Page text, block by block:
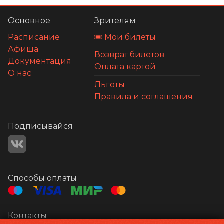
Основное
Расписание
Афиша
Документация
О нас
Зрителям
🎟️ Мои билеты
Возврат билетов
Оплата картой
Льготы
Правила и соглашения
Подписывайся
Способы оплаты
Контакты